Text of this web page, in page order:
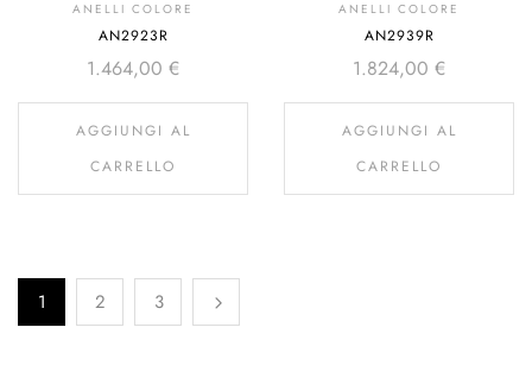
ANELLI COLORE
AN2923R
1.464,00 €
AGGIUNGI AL
CARRELLO
ANELLI COLORE
AN2939R
1.824,00 €
AGGIUNGI AL
CARRELLO
1 2 3